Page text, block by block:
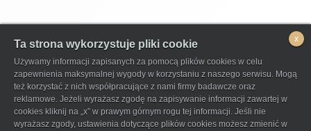
Ta strona wykorzystuje pliki cookie
Używamy informacji zapisanych za pomocą plików cookies w celu
zapewnienia maksymalnej wygody w korzystaniu z naszego serwisu. Mogą
też korzystać z nich współpracujące z nami firmy badawcze oraz
reklamowe. Jeżeli wyrażasz zgodę na zapisywanie informacji zawartej w
cookies kliknij na „x” w prawym górnym rogu tej informacji. Jeśli nie
wyrażasz zgody, ustawienia dotyczące plików cookies możesz zmienić w
x